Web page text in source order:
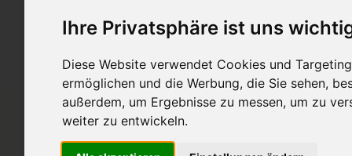
Ihre Privatsphäre ist uns
Diese Website verwendet Cookies und
ermöglichen und die Werbung, die Sie sehen,
außerdem, um Ergebnisse zu messen, um zu
weiter zu entwickeln.
Startseite Management
Note 1.0
Projektmanagement Lehrgang
Natürlich nicht 1/1 abgeben!